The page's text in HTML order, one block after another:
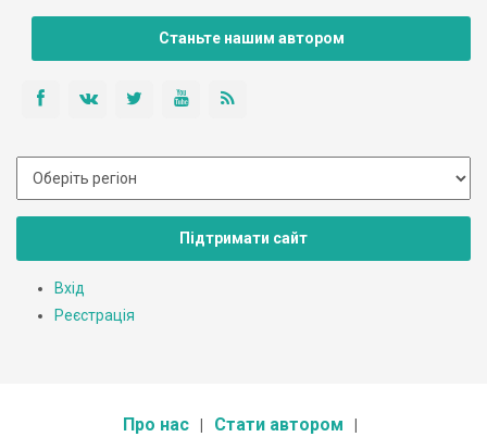
Станьте нашим автором
Підтримати сайт
Вхід
Реєстрація
Про нас Стати автором